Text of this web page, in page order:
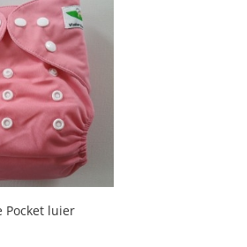
Pocket luier